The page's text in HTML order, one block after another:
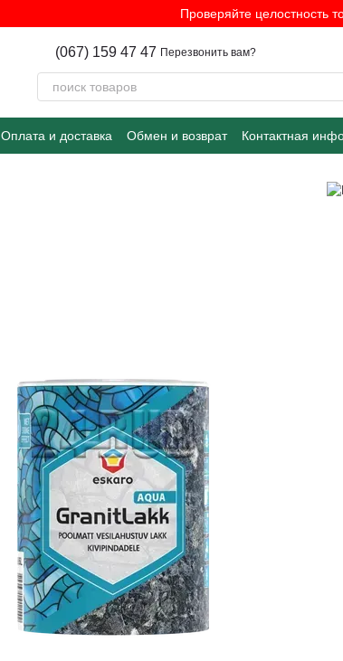
Проверяйте целостность
(067) 159 47 47 Перезвонить вам?
Оплата и доставка Обмен и возврат Контактная